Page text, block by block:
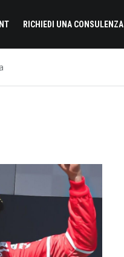
RICHIEDI UNA CONSULENZA